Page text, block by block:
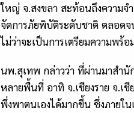
ใหญ่ จ.สงขลา สะท้อนถึงความ
จัดการภัยพิบัติระดับชาติ ตลอดจ
ไม่ว่าจะเป็นการเตรียมความพ
นพ.สุเทพ กล่าวว่า ที่ผ่านมาสำ
หลายพื้นที่ อาทิ จ.เชียงราย จ.เ
พึ่งพาตนเองได้มากขึ้น ซึ่งภายใ